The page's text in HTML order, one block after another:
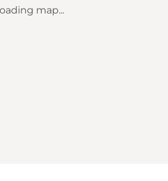
map...